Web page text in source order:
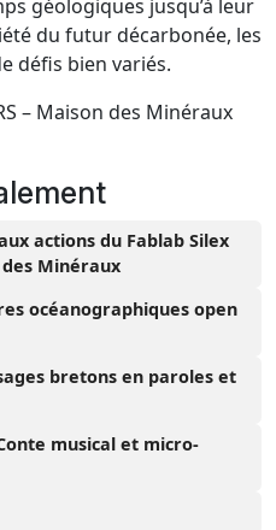
géologiques jusqu’à leur
du futur décarbonée, les
défis bien variés.
– Maison des Minéraux
actions du Fablab Silex
Minéraux
océanographiques open
bretons en paroles et
musical et micro-